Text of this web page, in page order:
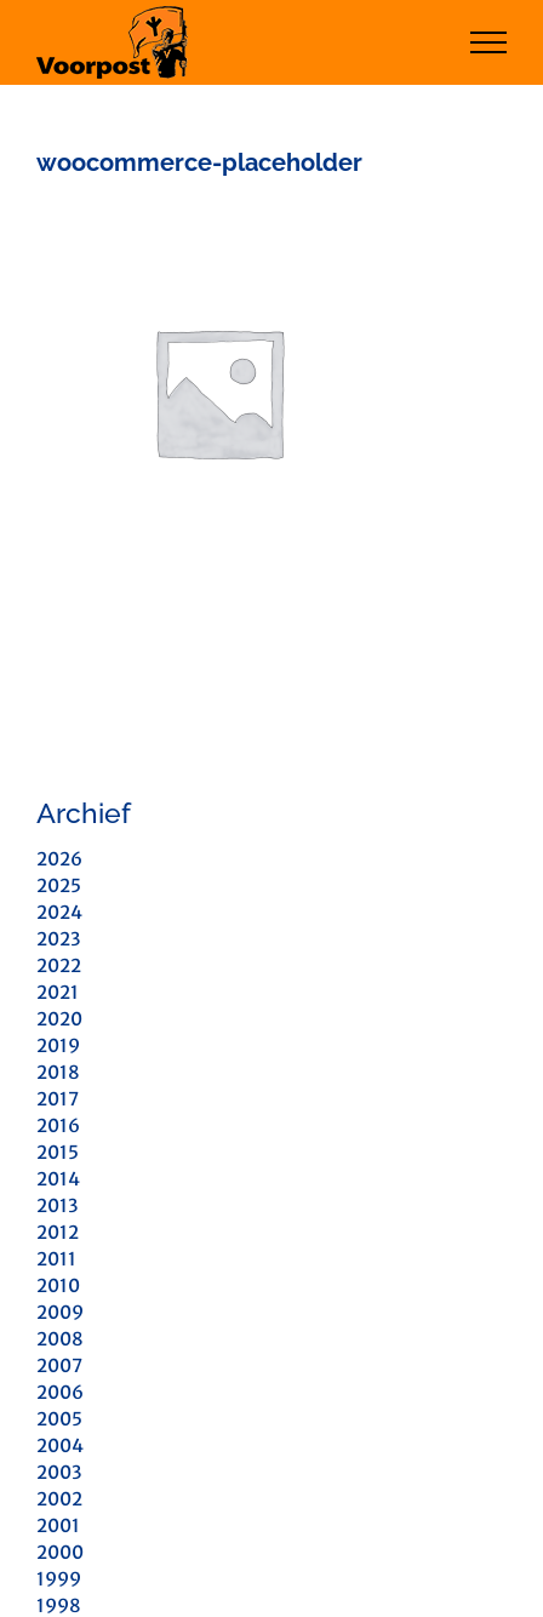
inhoud
woocommerce-placeholder
Archief
2026
2025
2024
2023
2022
2021
2020
2019
2018
2017
2016
2015
2014
2013
2012
2011
2010
2009
2008
2007
2006
2005
2004
2003
2002
2001
2000
1999
1998